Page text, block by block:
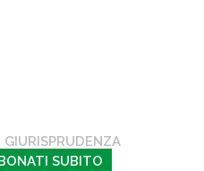
GIURISPRUDENZA
SUBITO